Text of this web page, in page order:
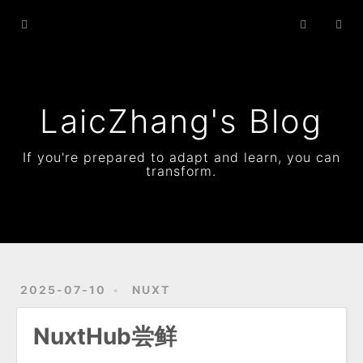
LaicZhang's Blog
If you're prepared to adapt and learn, you can
transform.
2025-07-10 NUXT
NuxtHub尝鲜
Home
Resume